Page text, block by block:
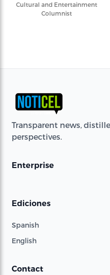
Cultural and Entertainment
Columnist
Transparent news,
perspectives.
Enterprise
Ediciones
Spanish
English
Contact